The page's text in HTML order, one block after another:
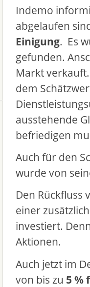
Indemo
abgelaufen
Einigung. Es
gefunden.
Markt
dem
ausstehende
befriedigen
Auch für den
wurde von
Den Rückfluss
einer
investiert.
Aktionen.
Auch jetzt im
von bis zu 5 %